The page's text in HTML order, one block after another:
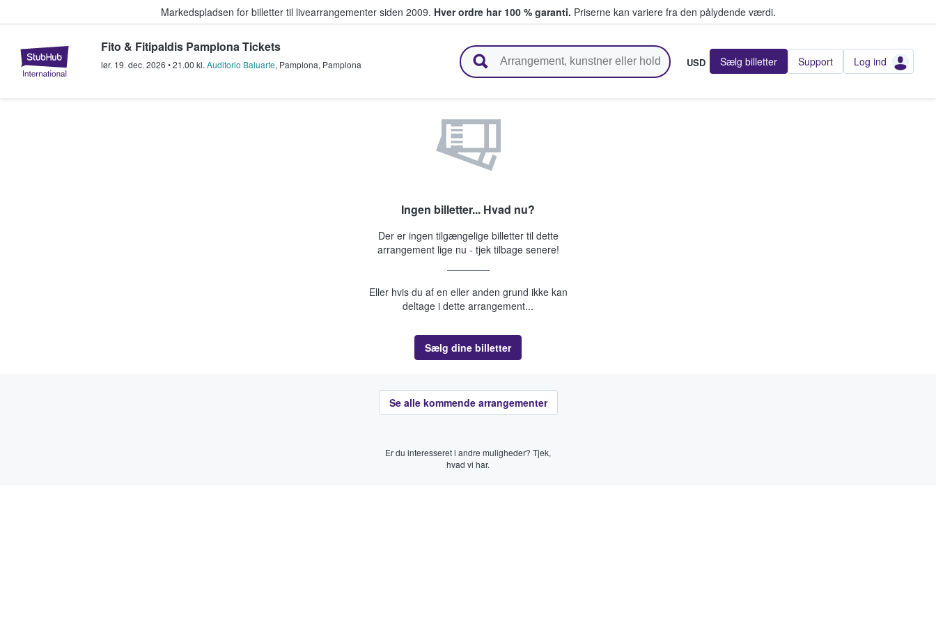
Markedspladsen for billetter til livearrangementer siden 2009. Hver ordre har 100 % garanti. Priserne kan variere fra den pålydende værdi.
StubHub - Hvor fans køber og sælger billetter
Fito & Fitipaldis Pamplona Tickets
lør. 19. dec. 2026 •21.00 kl. Auditorio Baluarte, Pamplona, Pamplona USD Sælg billetter Support Log ind
Ingen billetter... Hvad nu?
Der er ingen tilgængelige billetter til dette
arrangement lige nu - tjek tilbage senere!
Eller hvis du af en eller anden grund ikke kan
deltage i dette arrangement...
Sælg dine billetter
Se alle kommende arrangementer
Er du interesseret i andre muligheder? Tjek,
hvad vi har.